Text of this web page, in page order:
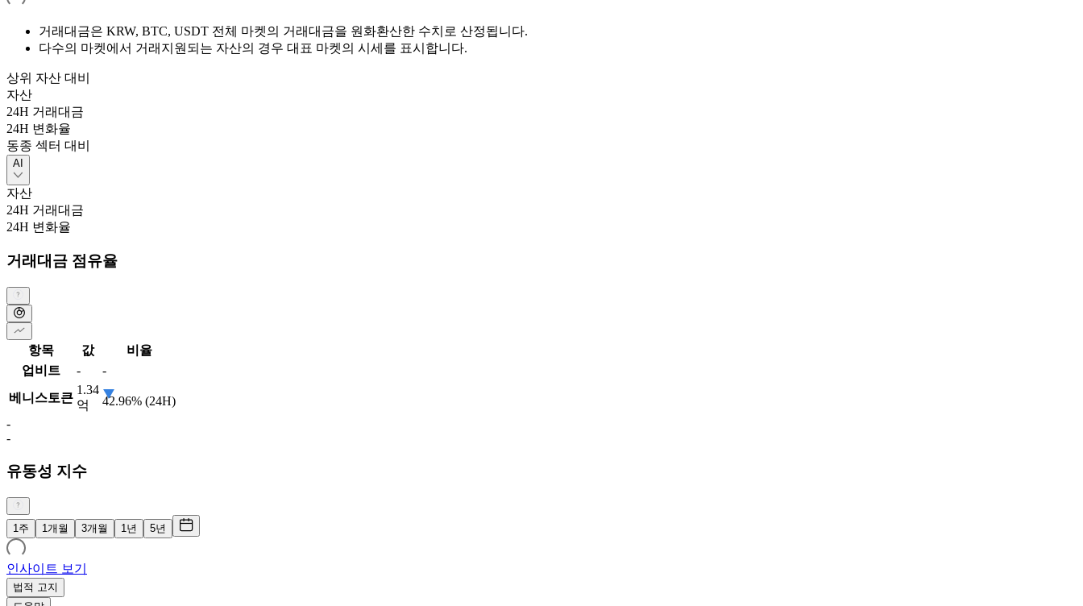
거래대금은 KRW, BTC, USDT 전체 마켓의 거래대금을 원화환산한 수치로 산정됩니다.
다수의 마켓에서 거래지원되는 자산의 경우 대표 마켓의 시세를 표시합니다.
상위 자산 대비
자산
24H 거래대금
24H 변화율
동종 섹터 대비
AI
자산
24H 거래대금
24H 변화율
거래대금 점유율
항목 값
비율
업비트
-
-
베니스토큰
1.34
억
42.96% (24H)
-
-
유동성 지수
1주 1개월 3개월 1년 5년
인사이트 보기
법적 고지